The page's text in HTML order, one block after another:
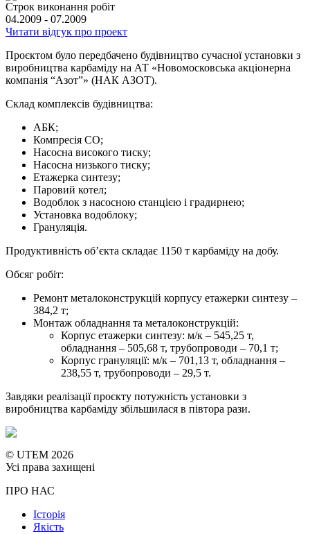
Строк виконання робіт
04.2009 - 07.2009
Читати відгук про проект
Проєктом було передбачено будівництво сучасної установки з
виробництва карбаміду на АТ «Новомосковська акціонерна
компанія “Азот”» (НАК АЗОТ).
Склад комплексів будівництва:
АБК;
Компресія СО;
Насосна високого тиску;
Насосна низького тиску;
Етажерка синтезу;
Паровий котел;
Водоблок з насосною станцією і градирнею;
Установка водоблоку;
Грануляція.
Продуктивність об’єкта складає 1150 т карбаміду на добу.
Обсяг робіт:
Ремонт металоконструкцій корпусу етажерки синтезу –
384,2 т;
Монтаж обладнання та металоконструкцій:
Корпус етажерки синтезу: м/к – 545,25 т,
обладнання – 505,68 т, трубопроводи – 70,1 т;
Корпус грануляції: м/к – 701,13 т, обладнання –
238,55 т, трубопроводи – 29,5 т.
Завдяки реалізації проєкту потужність установки з
виробництва карбаміду збільшилася в півтора рази.
© UTEM 2026
Усі права захищені
ПРО НАС
Історія
Якість